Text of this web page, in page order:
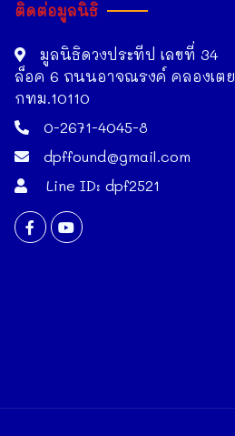
ติดต่อมูลนิธิ
มูลนิธิดวงประทีป เลขที่ 34
ล็อค 6 ถนนอาจณรงค์ คลองเตย
กทม.10110
0-2671-4045-8
dpffound@gmail.com
Line ID: dpf2521